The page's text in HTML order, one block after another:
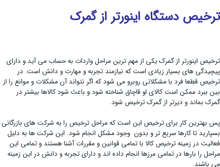
ترخیص دستگاه اینورتر از گمرک
ترخیص اینورتر از گمرک یکی از مهم ترین مراحل واردات به حساب می آید و دارای
پیچیدگی های بسیار زیادی است که نیازمند تجربه و مهارت و دانش است. در
ترخیص قطعا فرد با مشکلاتی روبرو می شود که اگر نتواند آن مشکلات و موانع را از
بین ببرد ممکن است کالای او قاچاق شناخته شود و باعث شود کالاها بیشتر در
گمرک بماند و دیرتر از گمرک ترخیص شود.
پس بهترین کار برای ترخیص این است که مراحل ترخیص را به شرکت های بازرگانی
بسپارید تا کارها سریع تر و بدون وجود مشکل انجام شود. این شرکت ها به دلیل
فعالیت در زمینه ترخیص کالا با تمامی قوانین و مقررات آشنا هستند و تمامی این
مراحل را بارها در تمامی مرزها انجام داده اند و دارای تجربه و دانش در این زمینه
می باشند.